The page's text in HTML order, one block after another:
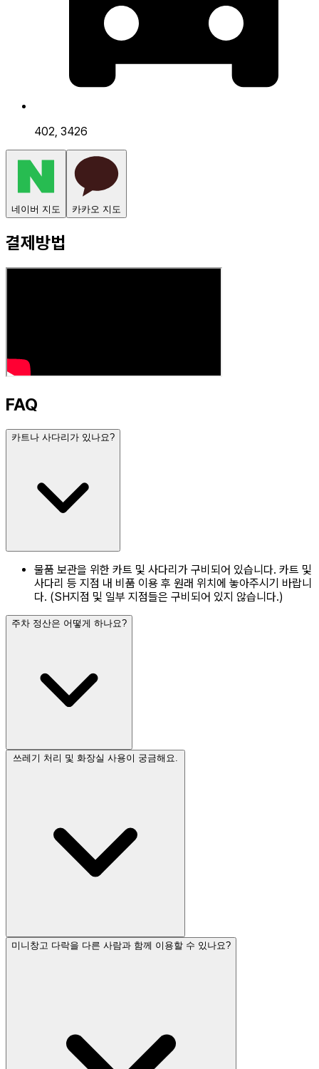
402, 3426
네이버 지도 카카오 지도
결제방법
FAQ
카트나 사다리가 있나요?
물품 보관을 위한 카트 및 사다리가 구비되어 있습니다. 카트 및
사다리 등 지점 내 비품 이용 후 원래 위치에 놓아주시기 바랍니
다. (SH지점 및 일부 지점들은 구비되어 있지 않습니다.)
주차 정산은 어떻게 하나요?
미니창고 다락을 다른 사람과 함께 이용할 수 있나요?